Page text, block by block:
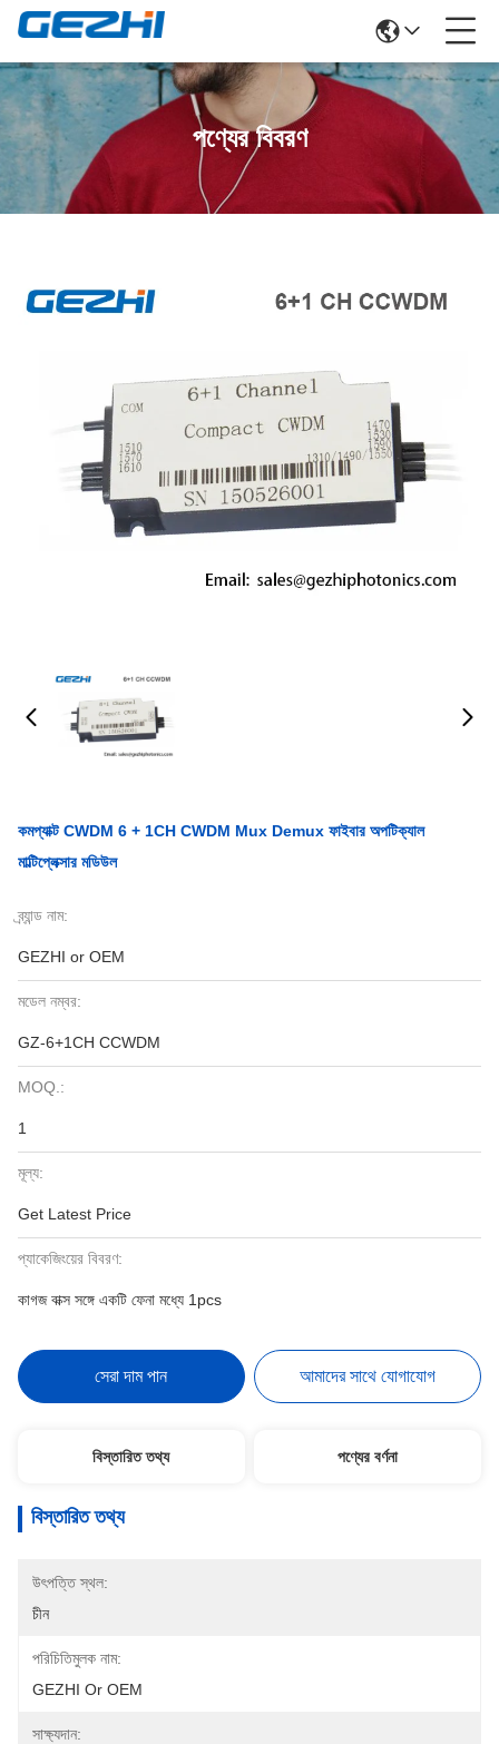
পণ্যের বিবরণ
কমপ্যাক্ট CWDM 6 + 1CH CWDM Mux Demux ফাইবার অপটিক্যাল
মাল্টিপ্লেক্সার মডিউল
ব্র্যান্ড নাম:
GEZHI or OEM
মডেল নম্বর:
GZ-6+1CH CCWDM
MOQ.:
1
মূল্য:
Get Latest Price
প্যাকেজিংয়ের বিবরণ:
কাগজ বাক্স সঙ্গে একটি ফেনা মধ্যে 1pcs
সেরা দাম পান আমাদের সাথে যোগাযোগ
বিস্তারিত তথ্য পণ্যের বর্ণনা
বিস্তারিত তথ্য
উৎপত্তি স্থল:
চীন
পরিচিতিমুলক নাম:
GEZHI Or OEM
সাক্ষ্যদান: